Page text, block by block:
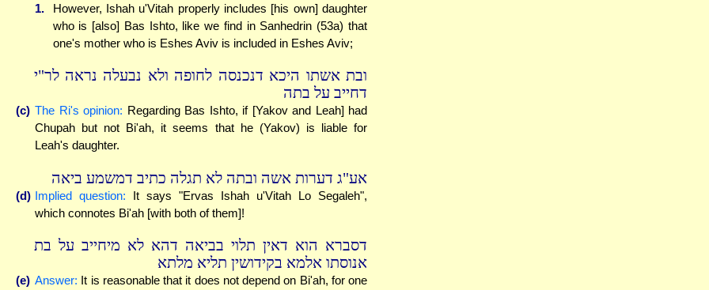
1.
However, Ishah u'Vitah properly includes [his own] daughter
who is [also] Bas Ishto, like we find in Sanhedrin (53a) that
one's mother who is Eshes Aviv is included in Eshes Aviv;
ובת אשתו היכא דנכנסה לחופה ולא נבעלה נראה לר"י
דחייב על בתה
(c) The Ri's opinion: Regarding Bas Ishto, if [Yakov and Leah] had
Chupah but not Bi'ah, it seems that he (Yakov) is liable for
Leah's daughter.
אע"ג דערות אשה ובתה לא תגלה כתיב דמשמע ביאה
(d) Implied question: It says "Ervas Ishah u'Vitah Lo Segaleh",
which connotes Bi'ah [with both of them]!
דסברא הוא דאין תלוי בביאה דהא לא מיחייב על בת
אנוסתו אלמא בקידושין תליא מלתא
(e) Answer: It is reasonable that it does not depend on Bi'ah, for one